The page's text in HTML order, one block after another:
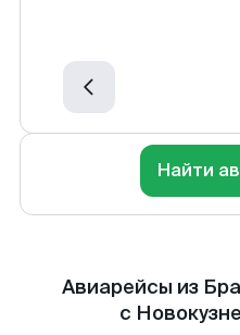
Найти
Авиарейсы из
с